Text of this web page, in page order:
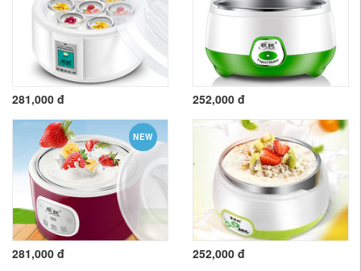
281,000 đ 252,000 đ
NEW
281,000 đ 252,000 đ